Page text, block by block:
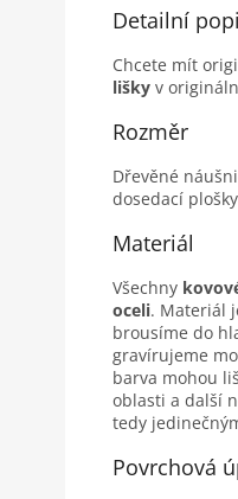
Detailní
Chcete mít
lišky v
Rozměr
Dřevěné
dosedací
Materiál
Všechny
oceli. Materiál
brousíme do
gravírujeme
barva mohou
oblasti a další
tedy
Povrchová